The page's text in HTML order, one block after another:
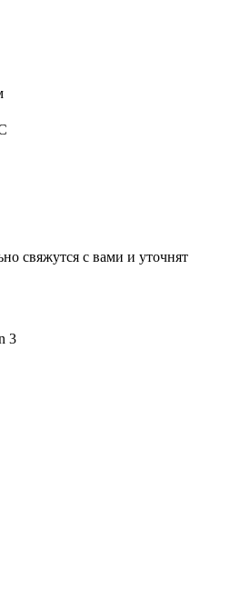
свяжутся с вами и уточнят
3